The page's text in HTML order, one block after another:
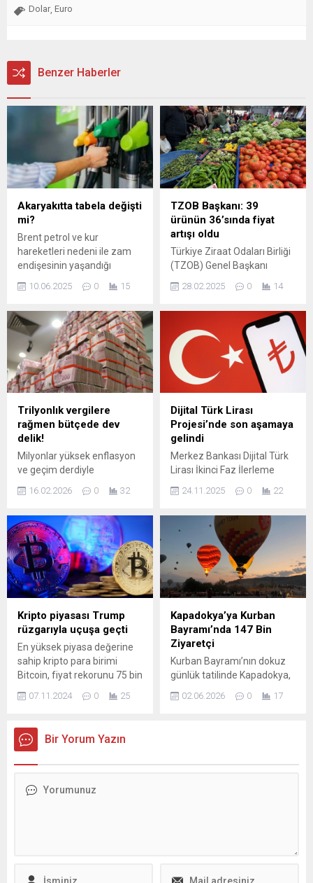
Dolar, Euro
Benzer Haberler
Akaryakıtta tabela değişti
mi?
Brent petrol ve kur
hareketleri nedeni ile zam
endişesinin yaşandığı
hafta indirim geldi. İndirim
1,11 TL düşmüştü. Ancak
akaryakıt fiyatlarını
etkileyebilen brent petrolde
ivme yukarı döndü ...
10.06.2025 0 15
TZOB Başkanı: 39
ürünün 36’sında fiyat
artışı oldu
Türkiye Ziraat Odaları Birliği
(TZOB) Genel Başkanı
ile bu yıl kıyaslandığında,
dönemini değerlendirdi.
Buna göre Bayraktar,
markette 36 üründe fiyat
artışı, 2 üründe fiyat düşüşü
yaşandığını, 1 üründe ise
fiyat değişimi olmadığını
söyledi.
28.02.2025 0 14
Trilyonlık vergilere
rağmen bütçede dev
delik!
Milyonlar yüksek enflasyon
ve geçim derdiyle
boğuşurken, devletin
kasasından çıkan para giren
Maliye Bakanlığı’nın
paylaştığı Ocak ayı bütçe
uygulama sonuçları, kamu
maliyesindeki dengesizliği
gözler önüne serdi. GELİR ...
16.02.2026 0 32
Dijital Türk Lirası
Projesi’nde son aşamaya
gelindi
Merkez Bankası Dijital Türk
Lirası İkinci Faz İlerleme
Raporunu yayımladı.
Raporda dijital para
durumu yer alıyor.
24.11.2025 0 22
Kripto piyasası Trump
rüzgarıyla uçuşa geçti
En yüksek piyasa değerine
sahip kripto para birimi
Bitcoin, fiyat rekorunu 75 bin
diğer kripto para birimleri de
kazandı. Kripto para
piyasasının toplam değeri
07.11.2024 0 25
Kapadokya’ya Kurban
Bayramı’nda 147 Bin
Ziyaretçi
Kurban Bayramı’nın dokuz
günlük tatilinde Kapadokya,
yurt dışından yoğun
02.06.2026 0 17
Bir Yorum Yazın